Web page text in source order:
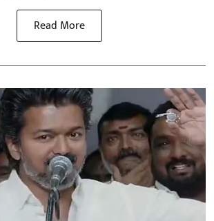
Read More